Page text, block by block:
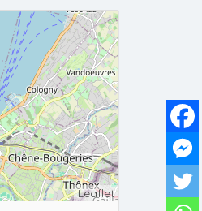
Leaflet